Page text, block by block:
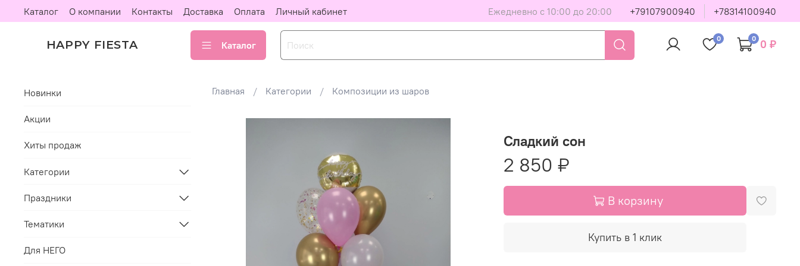
Каталог О компании Контакты Доставка Оплата Личный кабинет Ежедневно с 10:00 до 20:00 +79107900940 +78314100940
HAPPY FIESTA Каталог
0 0 0 ₽
Главная Категории Композиции из шаров
Сладкий сон
2 850 ₽
В корзину
Купить в 1 клик
Новинки
Акции
Хиты продаж
Категории
Праздники
Тематики
Для НЕГО